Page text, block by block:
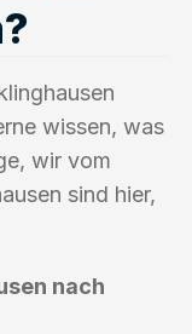
wissen, was
wir vom
sind hier,
nach